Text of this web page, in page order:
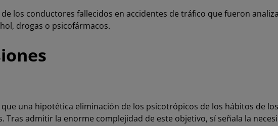
de los conductores fallecidos en accidentes de tráfico que fueron
drogas o psicofármacos.
que una hipotética eliminación de los psicotrópicos de los hábitos de
Tras admitir la enorme complejidad de este objetivo, sí señala la